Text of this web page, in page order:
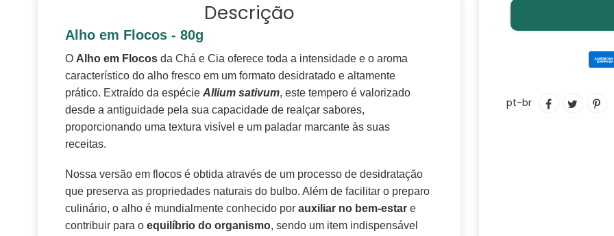
o
pt-br TUITAR
Descrição
Alho em Flocos - 80g
O Alho em Flocos da Chá e Cia oferece toda a intensidade e o aroma
característico do alho fresco em um formato desidratado e altamente
prático. Extraído da espécie Allium sativum, este tempero é valorizado
desde a antiguidade pela sua capacidade de realçar sabores,
proporcionando uma textura visível e um paladar marcante às suas
receitas.
Nossa versão em flocos é obtida através de um processo de desidratação
que preserva as propriedades naturais do bulbo. Além de facilitar o preparo
culinário, o alho é mundialmente conhecido por auxiliar no bem-estar e
contribuir para o equilíbrio do organismo, sendo um item indispensável